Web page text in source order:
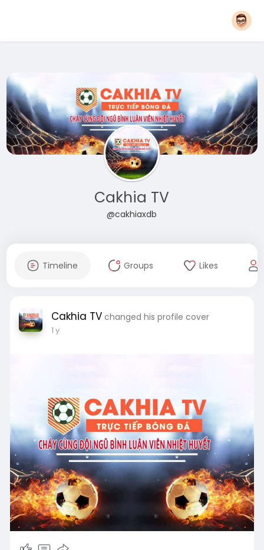
Cakhia TV
@cakhiaxdb
Timeline Groups Likes
Cakhia TV changed his profile cover
1 y